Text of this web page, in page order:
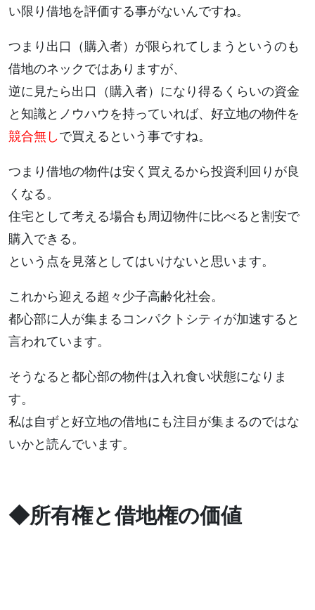
い限り借地を評価する事がないんですね。
つまり出口（購入者）が限られてしまうというのも
借地のネックではありますが、
逆に見たら出口（購入者）になり得るくらいの資金
と知識とノウハウを持っていれば、好立地の物件を
競合無し で買えるという事ですね。
つまり借地の物件は安く買えるから投資利回りが良
くなる。
住宅として考える場合も周辺物件に比べると割安で
購入できる。
という点を見落としてはいけないと思います。
これから迎える超々少子高齢化社会。
都心部に人が集まるコンパクトシティが加速すると
言われています。
そうなると都心部の物件は入れ食い状態になりま
す。
私は自ずと好立地の借地にも注目が集まるのではな
いかと読んでいます。
◆所有権と借地権の価値